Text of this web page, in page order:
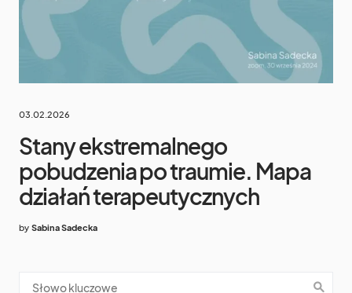
03.02.2026
Stany ekstremalnego
pobudzenia po traumie. Mapa
działań terapeutycznych
by Sabina Sadecka